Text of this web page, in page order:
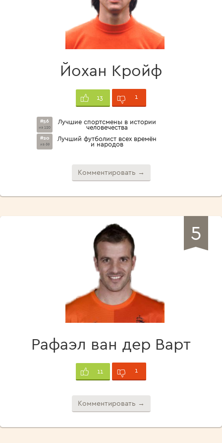
Йохан Кройф
13 1
#56
из 120
Лучшие спортсмены в истории
человечества
#20
из 69
Лучший футболист всех времён
и народов
Комментировать →
5
Рафаэл ван дер Варт
11 1
Комментировать →